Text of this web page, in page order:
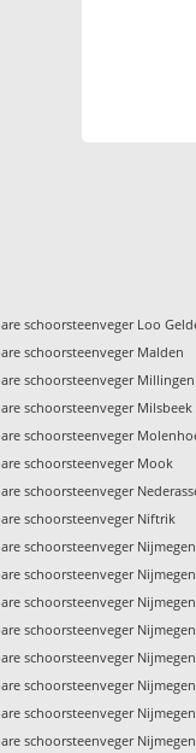
schoorsteenveger Loo
schoorsteenveger Malden
schoorsteenveger
schoorsteenveger Milsbeek
schoorsteenveger
schoorsteenveger Mook
schoorsteenveger
schoorsteenveger Niftrik
schoorsteenveger Nijmegen
schoorsteenveger
schoorsteenveger
schoorsteenveger
schoorsteenveger
schoorsteenveger
schoorsteenveger
schoorsteenveger